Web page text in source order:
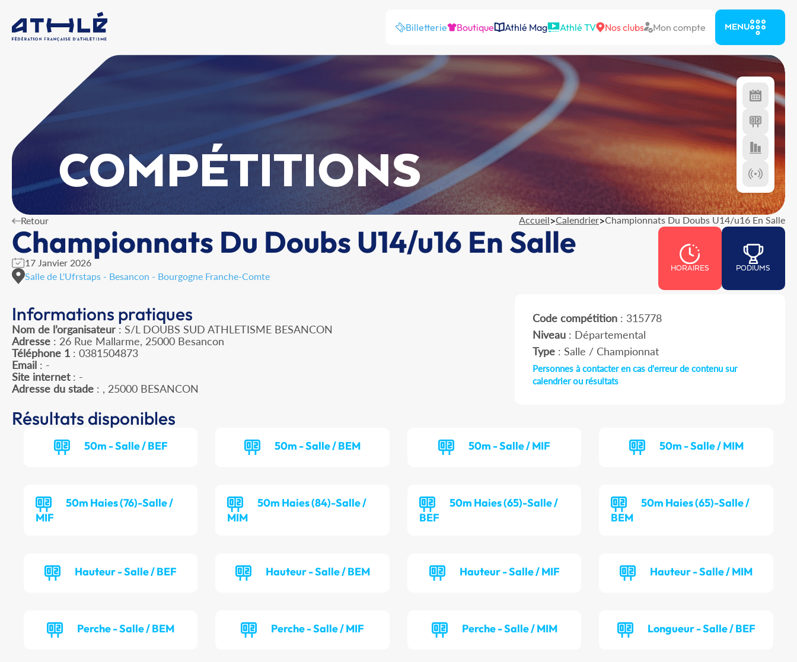
Billetterie Boutique Athlé Mag Athlé TV Nos clubs Mon compte MENU
COMPÉTITIONS
Retour Accueil>Calendrier>Championnats Du Doubs U14/u16 En Salle
Championnats Du Doubs U14/u16 En Salle
17 Janvier 2026
Salle de L'Ufrstaps - Besancon - Bourgogne Franche-Comte
HORAIRES PODIUMS
Informations pratiques
Nom de l’organisateur : S/L DOUBS SUD ATHLETISME BESANCON
Adresse : 26 Rue Mallarme, 25000 Besancon
Téléphone 1 : 0381504873
Email : -
Site internet: -
Adresse du stade : , 25000 BESANCON
Code compétition: 315778
Niveau: Départemental
Type: Salle / Championnat
Personnes à contacter en cas d'erreur de contenu sur
calendrier ou résultats
Résultats disponibles
50m - Salle / BEF 50m - Salle / BEM 50m - Salle / MIF 50m - Salle / MIM
50m Haies (76)-Salle /
MIF
50m Haies (84)-Salle /
MIM
50m Haies (65)-Salle /
BEF
50m Haies (65)-Salle /
BEM
Hauteur - Salle / BEF Hauteur - Salle / BEM Hauteur - Salle / MIF Hauteur - Salle / MIM
Perche - Salle / BEM Perche - Salle / MIF Perche - Salle / MIM Longueur - Salle / BEF